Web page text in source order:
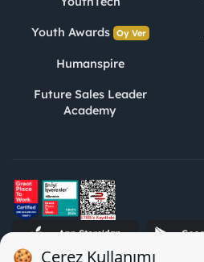
Youth Awards Oy Ver
Humanspire
Future Sales Leader
Academy